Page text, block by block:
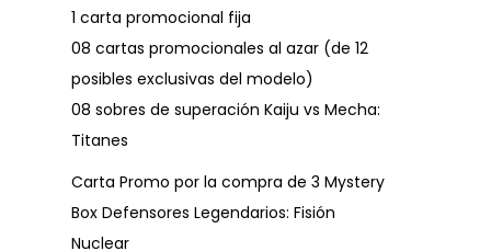
1 carta promocional fija
08 cartas promocionales al azar (de 12
posibles exclusivas del modelo)
08 sobres de superación Kaiju vs Mecha:
Titanes
Carta Promo por la compra de 3 Mystery
Box Defensores Legendarios: Fisión
Nuclear